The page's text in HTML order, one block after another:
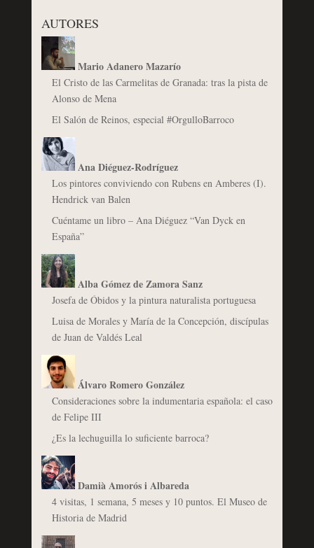
AUTORES
Mario Adanero Mazarío
El Cristo de las Carmelitas de Granada: tras la pista de
Alonso de Mena
El Salón de Reinos, especial #OrgulloBarroco
Ana Diéguez-Rodríguez
Los pintores conviviendo con Rubens en Amberes (I).
Hendrick van Balen
Cuéntame un libro – Ana Diéguez “Van Dyck en
España”
Alba Gómez de Zamora Sanz
Josefa de Óbidos y la pintura naturalista portuguesa
Luisa de Morales y María de la Concepción, discípulas
de Juan de Valdés Leal
Álvaro Romero González
Consideraciones sobre la indumentaria española: el caso
de Felipe III
¿Es la lechuguilla lo suficiente barroca?
Damià Amorós i Albareda
4 visitas, 1 semana, 5 meses y 10 puntos. El Museo de
Historia de Madrid